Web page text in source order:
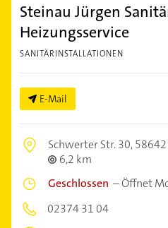
Steinau Jürgen
Heizungsservice
SANITÄRINSTALLATIONEN
E-Mail
Schwerter Str. 30,
6,2 km
Geschlossen –Öffnet
02374 31 04